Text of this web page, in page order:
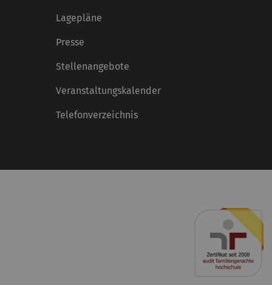
Lagepläne
Presse
Stellenangebote
Veranstaltungskalender
Telefonverzeichnis